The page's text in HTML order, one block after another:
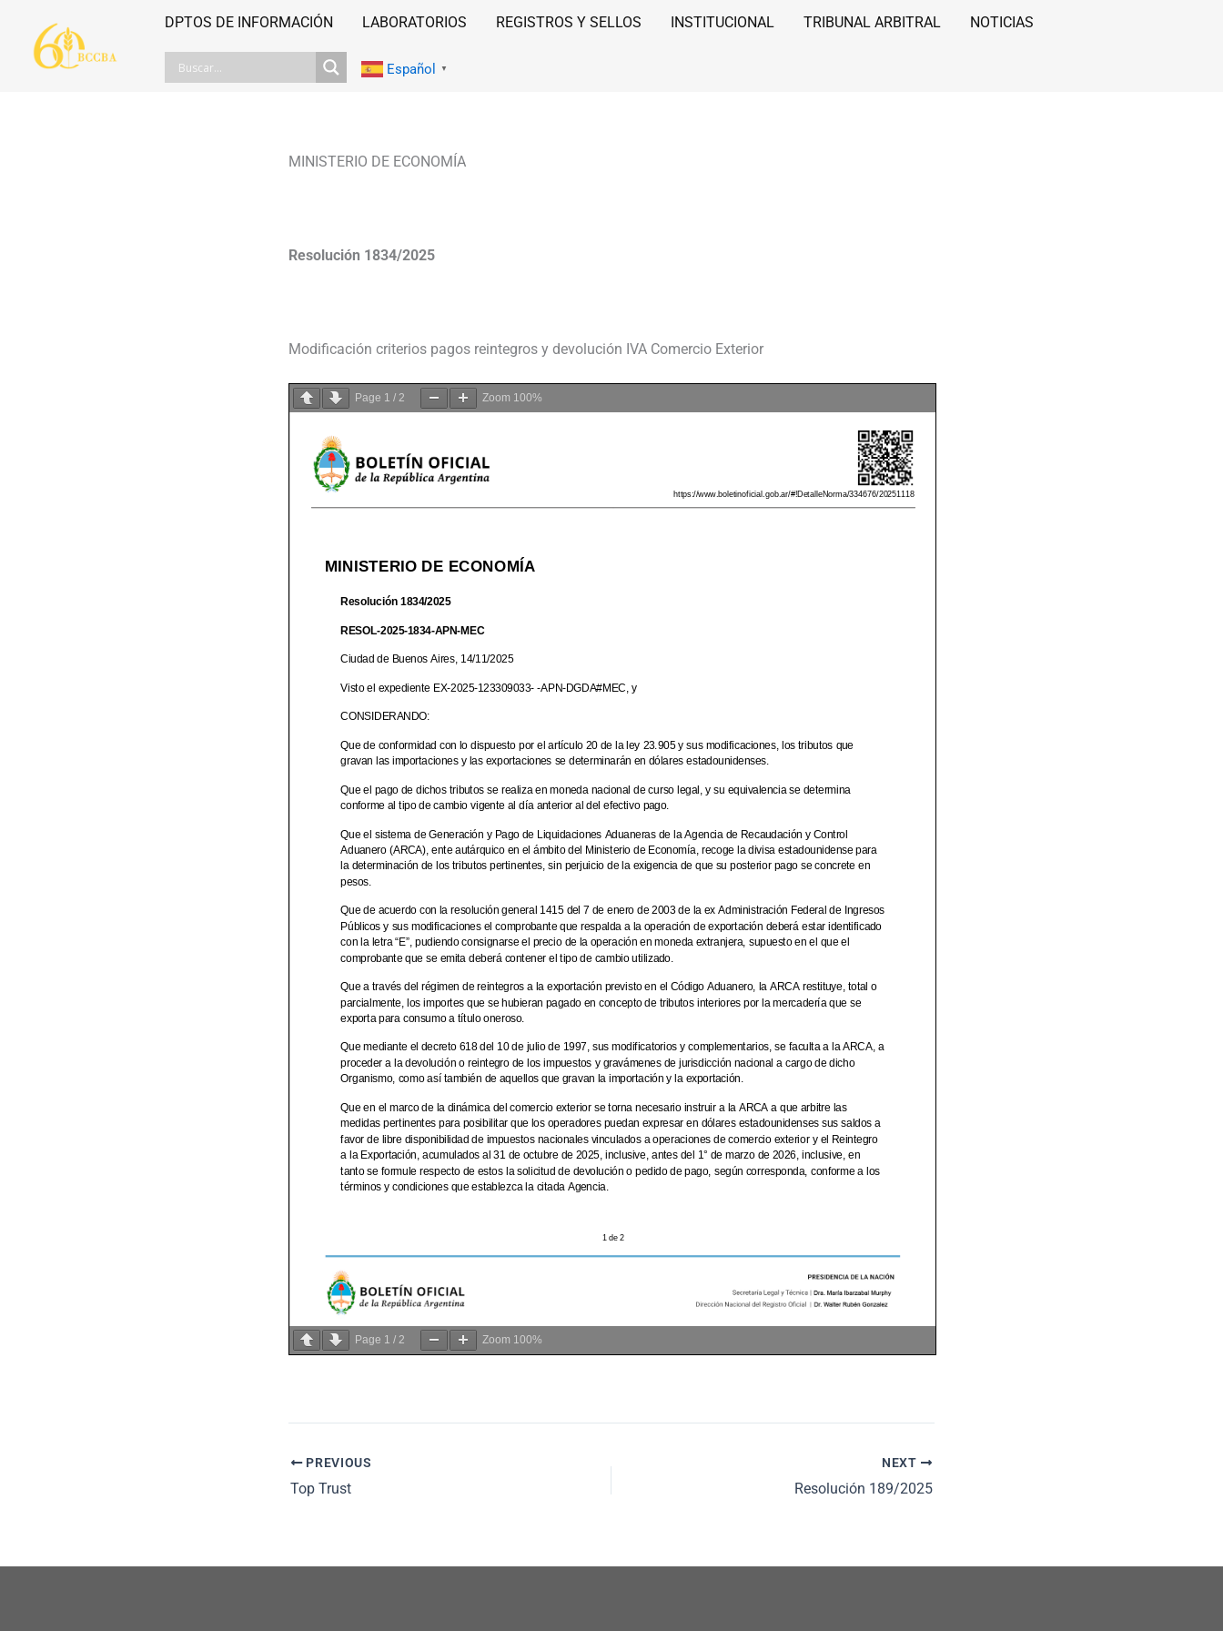
contenido
DPTOS DE INFORMACIÓN LABORATORIOS REGISTROS Y SELLOS INSTITUCIONAL TRIBUNAL ARBITRAL NOTICIAS
Español ▼
MINISTERIO DE ECONOMÍA
Resolución 1834/2025
Modificación criterios pagos reintegros y devolución IVA Comercio Exterior
Page 1 / 2 Zoom 100%
Page 1 / 2 Zoom 100%
PREVIOUS
Top Trust
NEXT
Resolución 189/2025